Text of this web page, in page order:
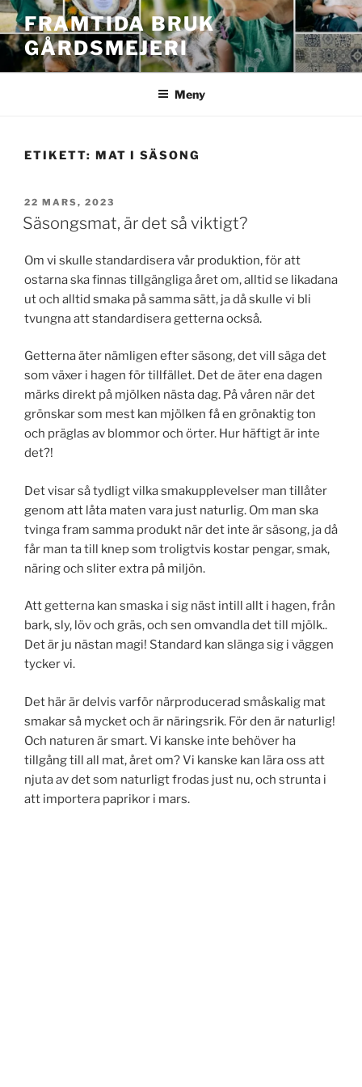
Hoppa
till
innehåll
FRAMTIDA BRUK
GÅRDSMEJERI
Meny
ETIKETT: MAT I SÄSONG
PUBLICERAT
22 MARS, 2023
Säsongsmat, är det så viktigt?
Om vi skulle standardisera vår produktion, för att
ostarna ska finnas tillgängliga året om, alltid se likadana
ut och alltid smaka på samma sätt, ja då skulle vi bli
tvungna att standardisera getterna också.
Getterna äter nämligen efter säsong, det vill säga det
som växer i hagen för tillfället. Det de äter ena dagen
märks direkt på mjölken nästa dag. På våren när det
grönskar som mest kan mjölken få en grönaktig ton
och präglas av blommor och örter. Hur häftigt är inte
det?!
Det visar så tydligt vilka smakupplevelser man tillåter
genom att låta maten vara just naturlig. Om man ska
tvinga fram samma produkt när det inte är säsong, ja då
får man ta till knep som troligtvis kostar pengar, smak,
näring och sliter extra på miljön.
Att getterna kan smaska i sig näst intill allt i hagen, från
bark, sly, löv och gräs, och sen omvandla det till mjölk..
Det är ju nästan magi! Standard kan slänga sig i väggen
tycker vi.
Det här är delvis varför närproducerad småskalig mat
smakar så mycket och är näringsrik. För den är naturlig!
Och naturen är smart. Vi kanske inte behöver ha
tillgång till all mat, året om? Vi kanske kan lära oss att
njuta av det som naturligt frodas just nu, och strunta i
att importera paprikor i mars.